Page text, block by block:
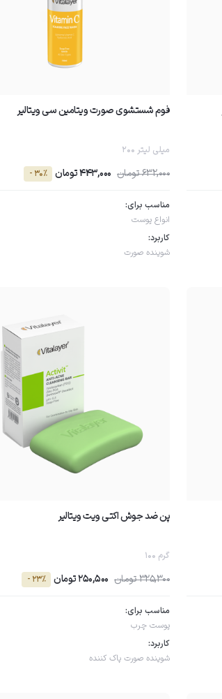
فوم شستشوی صورت ویتامین سی ویتالیر
200 میلی لیتر
632,000 تومان 443,000 تومان - 30٪
مناسب برای:
انواع پوست
کاربرد:
شوینده صورت
پن ضد جوش اکتی ویت ویتالیر
100 گرم
325,300 تومان 250,500 تومان - 23٪
مناسب برای:
پوست چرب
کاربرد:
شوینده صورت پاک کننده